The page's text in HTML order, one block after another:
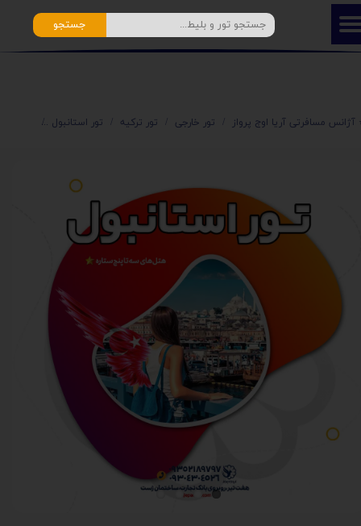
جستجو
آژانس مسافرتی آریا اوج پرواز تور خارجی تور ترکیه تور استانبول